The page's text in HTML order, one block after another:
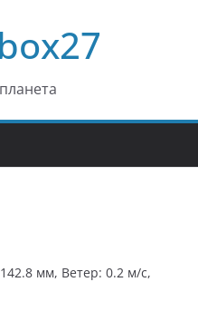
мм, Ветер: 0.2 м/с,